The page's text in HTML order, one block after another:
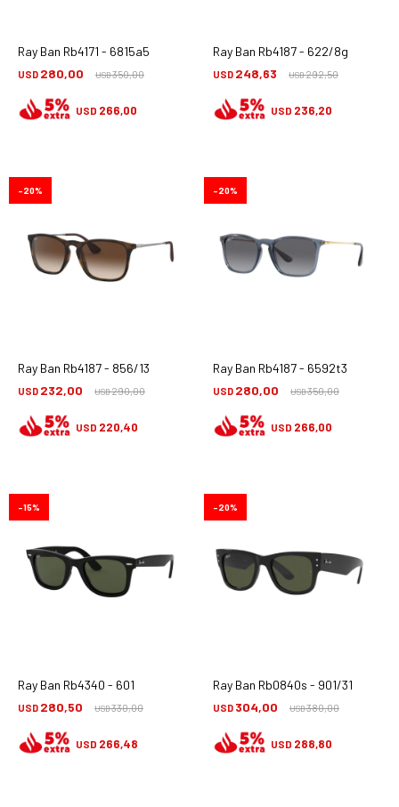
Ray Ban Rb4171 - 6815a5
USD 280,00 USD350,00
USD 266,00
Ray Ban Rb4187 - 622/8g
USD 248,63 USD292,50
USD 236,20
Ray Ban Rb4187 - 856/13
USD 232,00 USD290,00
20
USD 220,40
Ray Ban Rb4187 - 6592t3
USD 280,00 USD350,00
20
USD 266,00
Ray Ban Rb4340 - 601
USD 280,50 USD330,00
15
USD 266,48
Ray Ban Rb0840s - 901/31
USD 304,00 USD380,00
20
USD 288,80